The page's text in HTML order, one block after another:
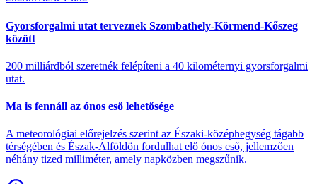
Gyorsforgalmi utat terveznek Szombathely-Körmend-Kőszeg
között
200 milliárdból szeretnék felépíteni a 40 kilométernyi gyorsforgalmi
utat.
Ma is fennáll az ónos eső lehetősége
A meteorológiai előrejelzés szerint az Északi-középhegység tágabb
térségében és Észak-Alföldön fordulhat elő ónos eső, jellemzően
néhány tized milliméter, amely napközben megszűnik.